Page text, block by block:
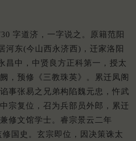
字道济，一字说之。
原籍范阳
河东(今山西永济西)，迁家洛阳
昌中，中贤良方正科第一，授太
，预修《三教珠英》。
累迁凤阁
事张易之兄弟构陷魏元忠，忤武
中宗复位，召为兵部员外郎，累迁
修文馆学士。 睿宗景云二年
国史。 玄宗即位，因决策诛太